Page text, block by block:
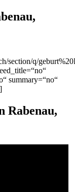
section/q/
summary=“no“
Rabenau,